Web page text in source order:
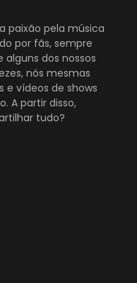
paixão pela música
por fãs, sempre
dos nossos
nós mesmas
vídeos de shows
A partir disso,
tudo?